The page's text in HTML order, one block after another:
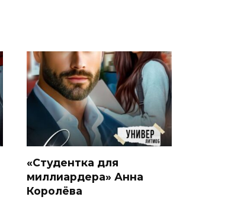
«Студентка для
миллиардера» Анна
Королёва